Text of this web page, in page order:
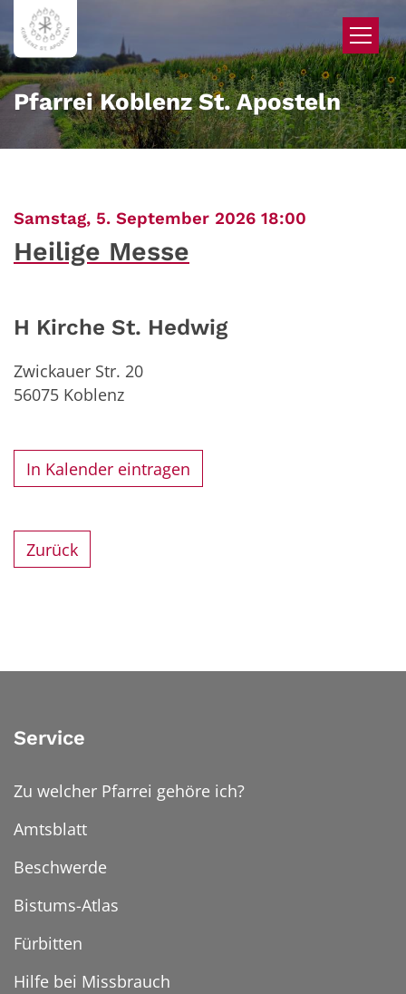
Zum Inhalt springen
Pfarrei Koblenz St. Aposteln
Samstag, 5. September 2026 18:00
Heilige Messe
H Kirche St. Hedwig
Zwickauer Str. 20
56075 Koblenz
In Kalender eintragen
Zurück
Service
Zu welcher Pfarrei gehöre ich?
Amtsblatt
Beschwerde
Bistums-Atlas
Fürbitten
Hilfe bei Missbrauch